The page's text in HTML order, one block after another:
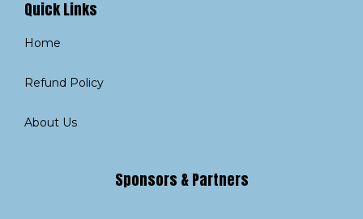
Quick Links
Home
Refund Policy
About Us
Sponsors & Partners